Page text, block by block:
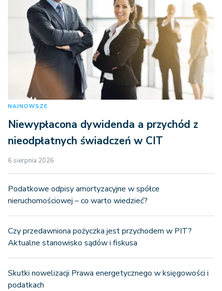
NAJNOWSZE
Niewypłacona dywidenda a przychód z
nieodpłatnych świadczeń w CIT
6 sierpnia 2026
Podatkowe odpisy amortyzacyjne w spółce
nieruchomościowej – co warto wiedzieć?
Czy przedawniona pożyczka jest przychodem w PIT?
Aktualne stanowisko sądów i fiskusa
Skutki nowelizacji Prawa energetycznego w księgowości i
podatkach